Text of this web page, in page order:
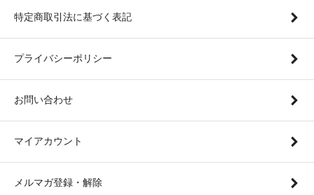
特定商取引法に基づく表記
プライバシーポリシー
お問い合わせ
マイアカウント
メルマガ登録・解除